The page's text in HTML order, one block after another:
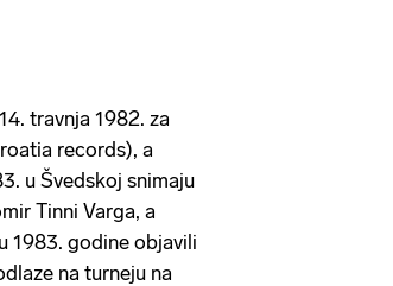
travnja 1982. za
records), a
u Švedskoj snimaju
Tinni Varga, a
1983. godine objavili
na turneju na